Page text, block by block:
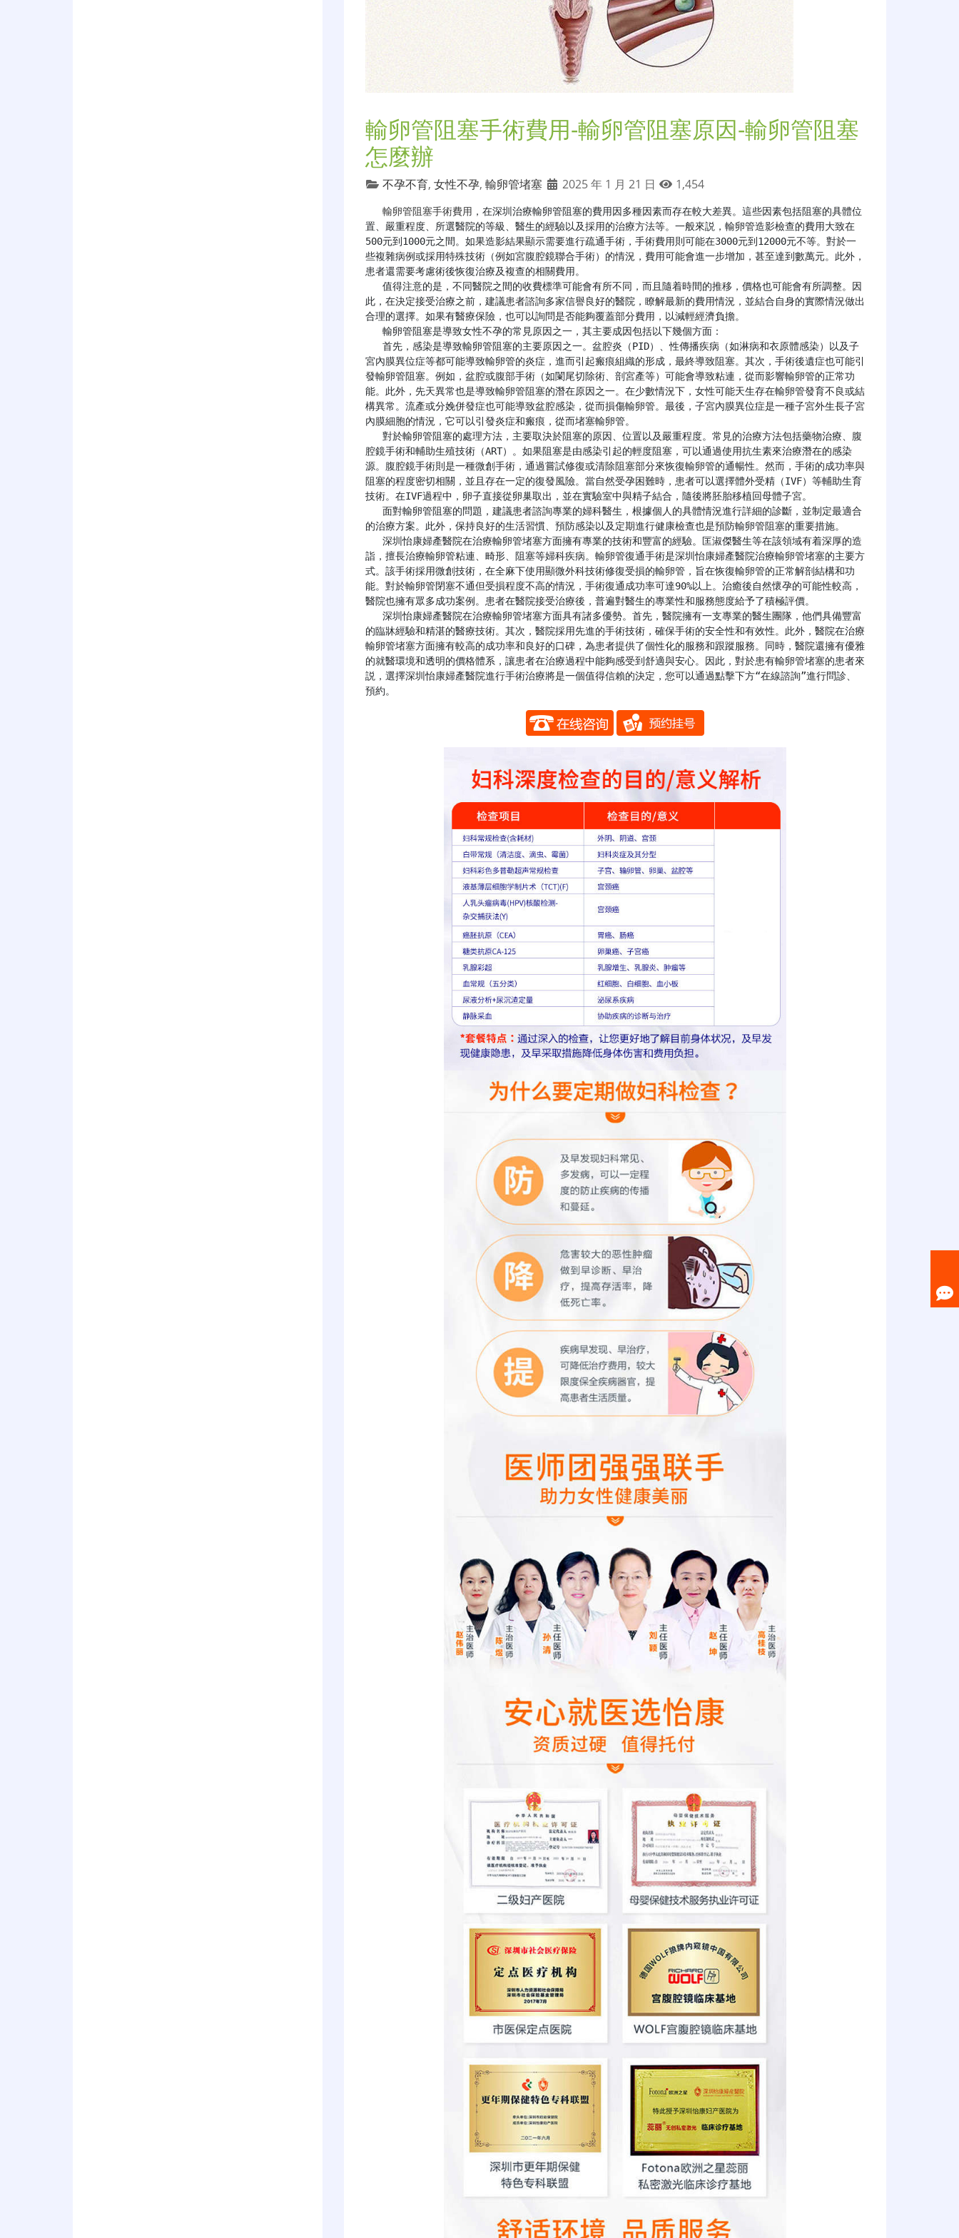
輸卵管阻塞手術費用-輸卵管阻塞原因-輸卵管阻塞
怎麼辦
不孕不育, 女性不孕, 輸卵管堵塞 2025 年 1 月 21 日 1,454
輸卵管阻塞手術費用 ，在深圳治療輸卵管阻塞的費用因多種因素而存在較大差異。這些因素包括阻塞的具體位
置、嚴重程度、所選醫院的等級、醫生的經驗以及採用的治療方法等。一般來説，輸卵管造影檢查的費用大致在
500元到1000元之間。如果造影結果顯示需要進行疏通手術，手術費用則可能在3000元到12000元不等。對於一
些複雜病例或採用特殊技術（例如宮腹腔鏡聯合手術）的情況，費用可能會進一步增加，甚至達到數萬元。此外，
患者還需要考慮術後恢復治療及複查的相關費用。
此，在決定接受治療之前，建議患者諮詢多家信譽良好的醫院，瞭解最新的費用情況，並結合自身的實際情況做出
合理的選擇。如果有醫療保險，也可以詢問是否能夠覆蓋部分費用，以減輕經濟負擔。
宮內膜異位症等都可能導致輸卵管的炎症，進而引起瘢痕組織的形成，最終導致阻塞。其次，手術後遺症也可能引
發輸卵管阻塞。例如，盆腔或腹部手術（如闌尾切除術、剖宮產等）可能會導致粘連，從而影響輸卵管的正常功
能。此外，先天異常也是導致輸卵管阻塞的潛在原因之一。在少數情況下，女性可能天生存在輸卵管發育不良或結
構異常。流產或分娩併發症也可能導致盆腔感染，從而損傷輸卵管。最後，子宮內膜異位症是一種子宮外生長子宮
內膜細胞的情況，它可以引發炎症和瘢痕，從而堵塞輸卵管。
腔鏡手術和輔助生殖技術（ART）。如果阻塞是由感染引起的輕度阻塞，可以通過使用抗生素來治療潛在的感染
源。腹腔鏡手術則是一種微創手術，通過嘗試修復或清除阻塞部分來恢復輸卵管的通暢性。然而，手術的成功率與
阻塞的程度密切相關，並且存在一定的復發風險。當自然受孕困難時，患者可以選擇體外受精（IVF）等輔助生育
技術。在IVF過程中，卵子直接從卵巢取出，並在實驗室中與精子結合，隨後將胚胎移植回母體子宮。
的治療方案。此外，保持良好的生活習慣、預防感染以及定期進行健康檢查也是預防輸卵管阻塞的重要措施。
詣，擅長治療輸卵管粘連、畸形、阻塞等婦科疾病。輸卵管復通手術是深圳怡康婦產醫院治療輸卵管堵塞的主要方
式。該手術採用微創技術，在全麻下使用顯微外科技術修復受損的輸卵管，旨在恢復輸卵管的正常解剖結構和功
能。對於輸卵管閉塞不通但受損程度不高的情況，手術復通成功率可達90%以上。治癒後自然懷孕的可能性較高，
醫院也擁有眾多成功案例。患者在醫院接受治療後，普遍對醫生的專業性和服務態度給予了積極評價。
的臨牀經驗和精湛的醫療技術。其次，醫院採用先進的手術技術，確保手術的安全性和有效性。此外，醫院在治療
輸卵管堵塞方面擁有較高的成功率和良好的口碑，為患者提供了個性化的服務和跟蹤服務。同時，醫院還擁有優雅
的就醫環境和透明的價格體系，讓患者在治療過程中能夠感受到舒適與安心。因此，對於患有輸卵管堵塞的患者來
説，選擇深圳怡康婦產醫院進行手術治療將是一個值得信賴的決定，您可以通過點擊下方“在線諮詢”進行問診、
預約。